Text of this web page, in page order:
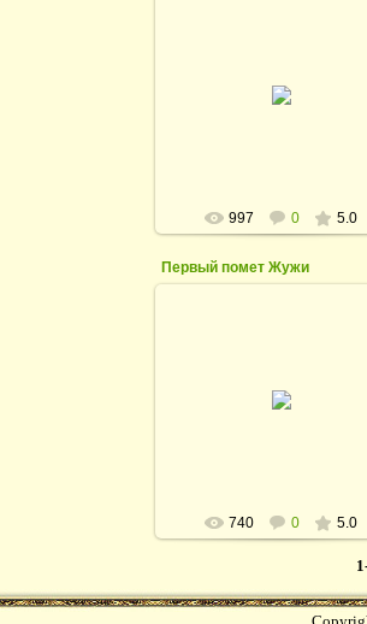
Шанкар
997 0 5.0
Первый помет Жужи
Первый помет Жужи
740 0 5.0